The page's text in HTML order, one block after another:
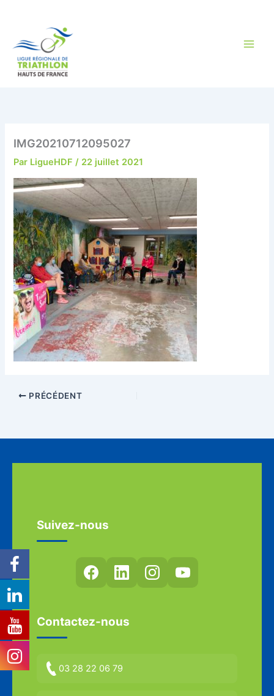
IMG20210712095027
Par LigueHDF/ 22 juillet 2021
PRÉCÉDENT
Suivez-nous
Contactez-nous
03 28 22 06 79